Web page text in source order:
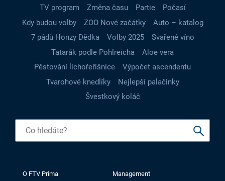
TV program
Změna času Partie
Počasí
Kdy budou volby
ZOO Nové začátky
Auto – katalog
7 pádů Honzy Dědka
Volby 2025
Svařené víno
Tatarák podle Pohlreicha
Aloe vera
Pěstování lichořeřišnice
Výpočet ascendentu
Tvarohové knedlíky
Nejlepší palačinky
Švestkový koláč
O FTV Prima
Management